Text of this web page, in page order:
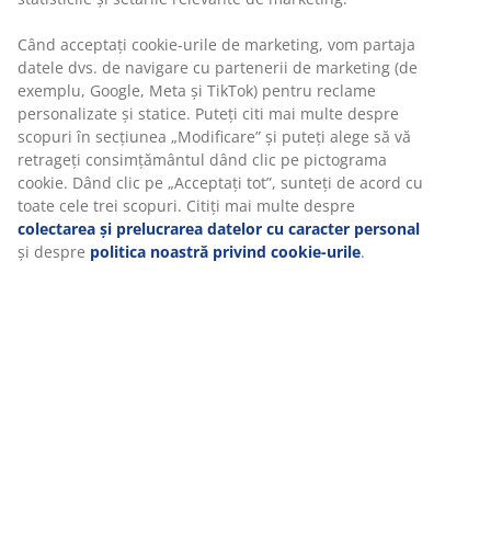
Specificații
Recenzii
( 14)